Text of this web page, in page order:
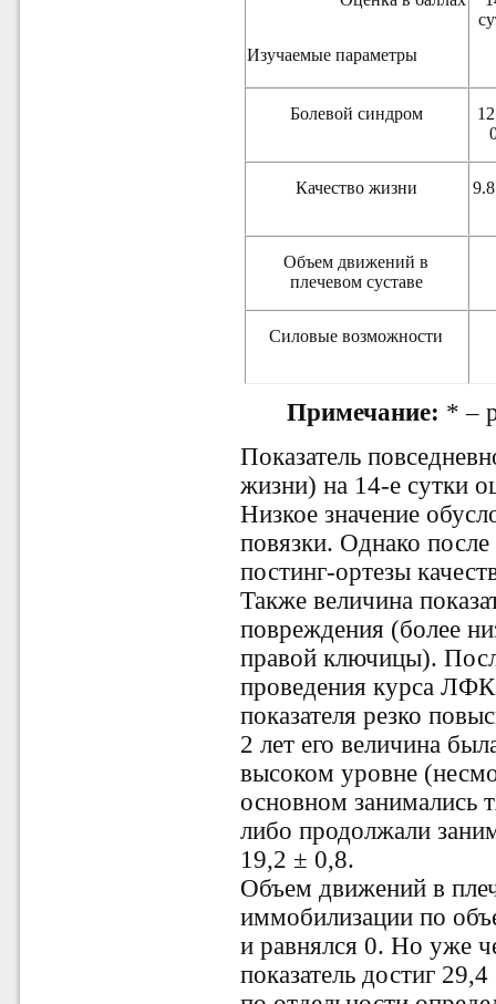
Изучаемые параметры
Болевой синдром
Качество жизни
Объем движений в
плечевом суставе
Силовые возможности
Примечание: * –
Показатель
жизни) на 14-е сутки
Низкое значение
повязки. Однако
постинг-ортезы
Также величина
повреждения (более
правой ключицы).
проведения курса
показателя резко
2 лет его величина
высоком уровне
основном занимались
либо продолжали
19,2 ± 0,8.
Объем движений в
иммобилизации по
и равнялся 0. Но уже
показатель достиг